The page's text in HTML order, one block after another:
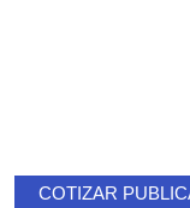
COTIZAR